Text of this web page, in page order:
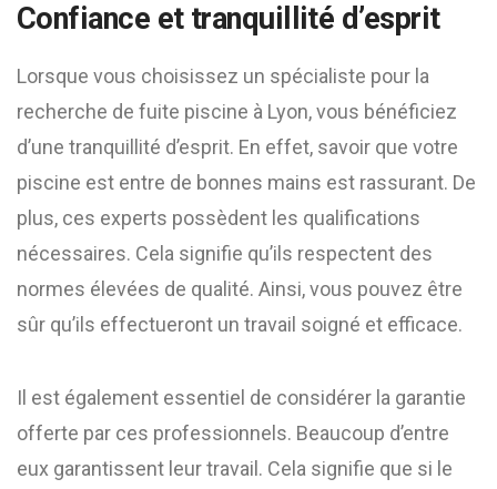
Confiance et tranquillité d’esprit
Lorsque vous choisissez un spécialiste pour la
recherche de fuite piscine à Lyon, vous bénéficiez
d’une tranquillité d’esprit. En effet, savoir que votre
piscine est entre de bonnes mains est rassurant. De
plus, ces experts possèdent les qualifications
nécessaires. Cela signifie qu’ils respectent des
normes élevées de qualité. Ainsi, vous pouvez être
sûr qu’ils effectueront un travail soigné et efficace.
Il est également essentiel de considérer la garantie
offerte par ces professionnels. Beaucoup d’entre
eux garantissent leur travail. Cela signifie que si le